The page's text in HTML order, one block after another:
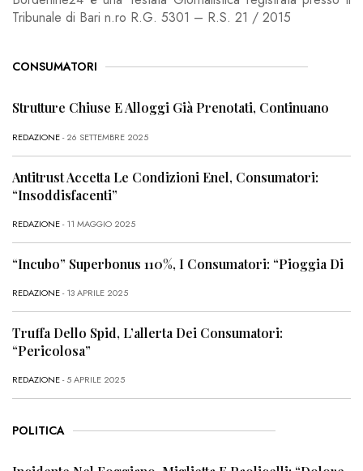
Tribunale di Bari n.ro R.G. 5301 – R.S. 21 / 2015
CONSUMATORI
Strutture Chiuse E Alloggi Già Prenotati, Continuano
REDAZIONE- 26 SETTEMBRE 2025
Antitrust Accetta Le Condizioni Enel, Consumatori:
“Insoddisfacenti”
REDAZIONE- 11 MAGGIO 2025
“Incubo” Superbonus 110%, I Consumatori: “Pioggia Di
REDAZIONE- 13 APRILE 2025
Truffa Dello Spid, L’allerta Dei Consumatori:
“Pericolosa”
REDAZIONE- 5 APRILE 2025
POLITICA